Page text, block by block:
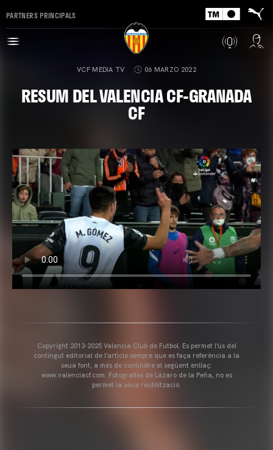
PARTNERS PRINCIPALS
VCF MEDIA TV 06 MARZO 2022
RESUM DEL VALENCIA CF-GRANADA
CF
Copyright 2013-2025 Valencia Club de Futbol. Es permet l'ús del
contingut editorial de l'article sempre que es faça referència a la
seua font, a més de contindre el següent enllaç:
www.valenciacf.com. Fotografies de Lázaro de la Peña, no es
permet la seua reutilització.